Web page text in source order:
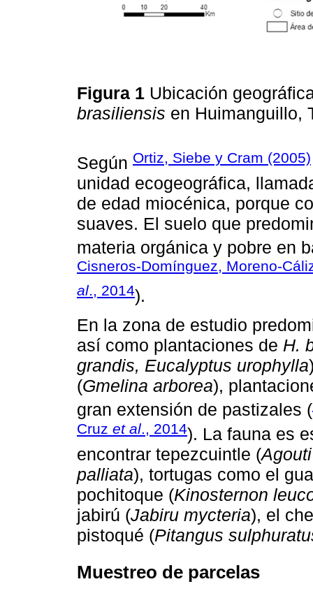
Figura 1 Ubicación
brasiliensis en Huimanguillo,
Según Ortiz, Siebe y Cram (2005)
unidad ecogeográfica,
de edad miocénica, porque
suaves. El suelo que
materia orgánica y pobre en
Cisneros-Domínguez, Moreno-
al., 2014).
En la zona de estudio
así como plantaciones de H.
grandis, Eucalyptus urophylla
(Gmelina arborea),
gran extensión de pastizales (
Cruz et al., 2014). La fauna es
encontrar tepezcuintle (
palliata), tortugas como el
pochitoque (Kinosternon
jabirú (Jabiru mycteria), el
pistoqué (Pitangus
Muestreo de parcelas